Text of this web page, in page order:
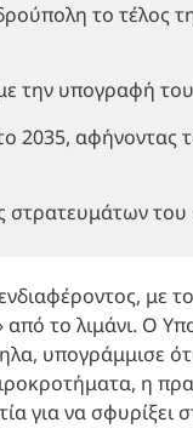
το τέλος
την υπογραφή
2035, αφήνοντας
στρατευμάτων
με
από το λιμάνι. Ο
υπογράμμισε
η
για να σφυρίξει